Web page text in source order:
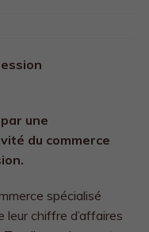
une
du commerce
spécialisé
leur chiffre d’affaires